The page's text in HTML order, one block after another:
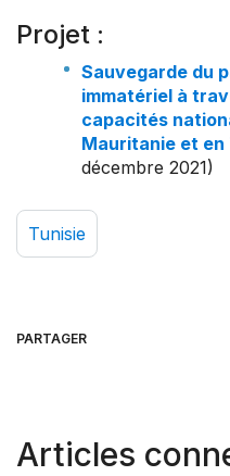
Projet :
Sauvegarde du
immatériel à
capacités
Mauritanie et en
décembre 2021)
Tunisie
PARTAGER
Articles